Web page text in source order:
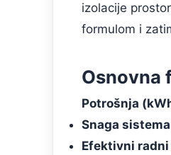
izolacije
formulom i
Osnovna
Potrošnja
Snaga
Efektivni